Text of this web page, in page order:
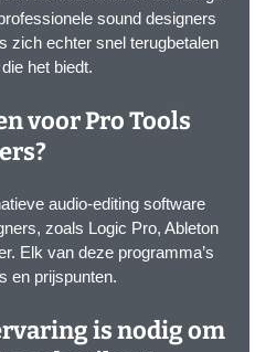
sound designers
zich echter snel terugbetalen
het biedt.
voor Pro Tools
audio-editing software
zoals Logic Pro, Ableton
Elk van deze programma’s
en prijspunten.
is nodig om